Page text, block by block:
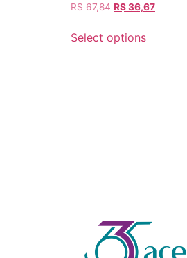
R$67,84 R$36,67
Select options